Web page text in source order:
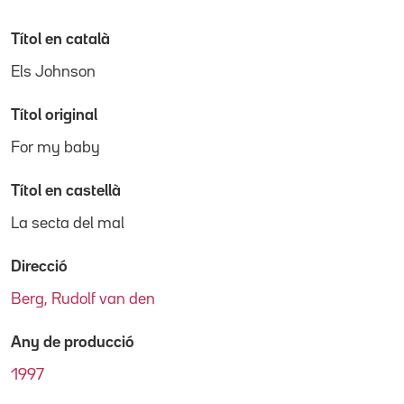
Títol en català
Els Johnson
Títol original
For my baby
Títol en castellà
La secta del mal
Direcció
Berg, Rudolf van den
Any de producció
1997